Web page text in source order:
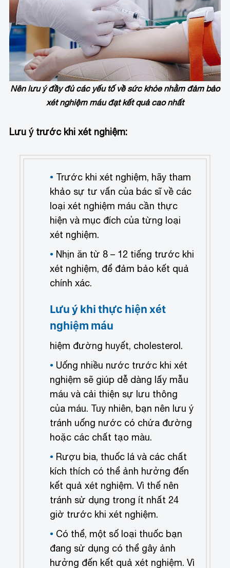
Nên lưu ý đầy đủ các yếu tố về sức khỏe nhằm đảm bảo
xét nghiệm máu đạt kết quả cao nhất
Lưu ý trước khi xét nghiệm:
Trước khi xét nghiệm, hãy tham
khảo sự tư vấn của bác sĩ về các
loại xét nghiệm máu cần thực
hiện và mục đích của từng loại
xét nghiệm.
Nhịn ăn từ 8 – 12 tiếng trước khi
xét nghiệm, để đảm bảo kết quả
chính xác.
Lưu ý khi thực hiện xét
nghiệm máu
hiệm đường huyết, cholesterol.
Uống nhiều nước trước khi xét
nghiệm sẽ giúp dễ dàng lấy mẫu
máu và cải thiện sự lưu thông
của máu. Tuy nhiên, bạn nên lưu ý
tránh uống nước có chứa đường
hoặc các chất tạo màu.
Rượu bia, thuốc lá và các chất
kích thích có thể ảnh hưởng đến
kết quả xét nghiệm. Vì thế nên
tránh sử dụng trong ít nhất 24
giờ trước khi xét nghiệm.
Có thể, một số loại thuốc bạn
đang sử dụng có thể gây ảnh
hưởng đến kết quả xét nghiệm. Vì